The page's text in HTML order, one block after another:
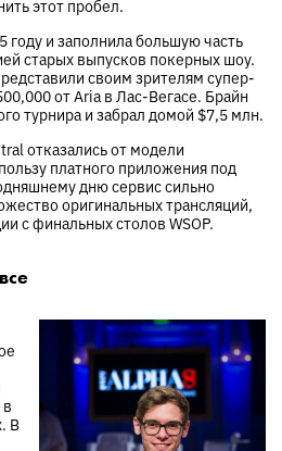
этот пробел.
году и заполнила большую часть
старых выпусков покерных шоу.
своим зрителям супер-
от Aria в Лас-Вегасе. Брайн
турнира и забрал домой $7,5 млн.
отказались от модели
платного приложения под
дню сервис сильно
оригинальных трансляций,
с финальных столов WSOP.
В